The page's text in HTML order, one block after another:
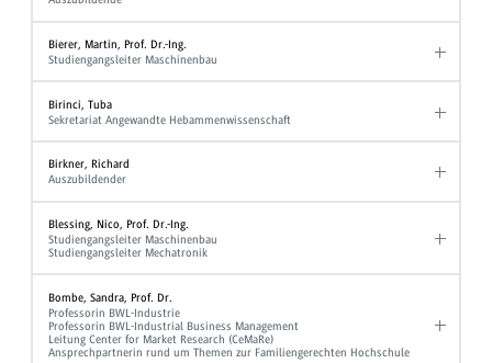
Bierer, Martin, Prof. Dr.-Ing.
Studiengangsleiter Maschinenbau
Birinci, Tuba
Sekretariat Angewandte Hebammenwissenschaft
Birkner, Richard
Auszubildender
Blessing, Nico, Prof. Dr.-Ing.
Studiengangsleiter Maschinenbau
Studiengangsleiter Mechatronik
Bombe, Sandra, Prof. Dr.
Professorin BWL-Industrie
Professorin BWL-Industrial Business Management
Leitung Center for Market Research (CeMaRe)
Ansprechpartnerin rund um Themen zur Familiengerechten Hochschule